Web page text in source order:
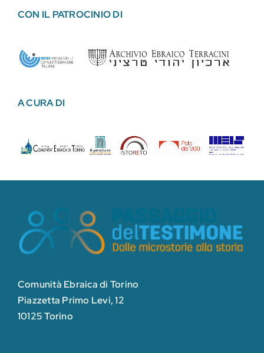
CON IL PATROCINIO DI
A CURA DI
Comunità Ebraica di Torino
Piazzetta Primo Levi, 12
10125 Torino